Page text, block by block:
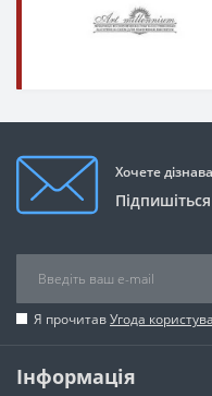
Хочете
Я прочитавУгода
Інформація